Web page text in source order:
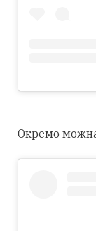
Окремо можна